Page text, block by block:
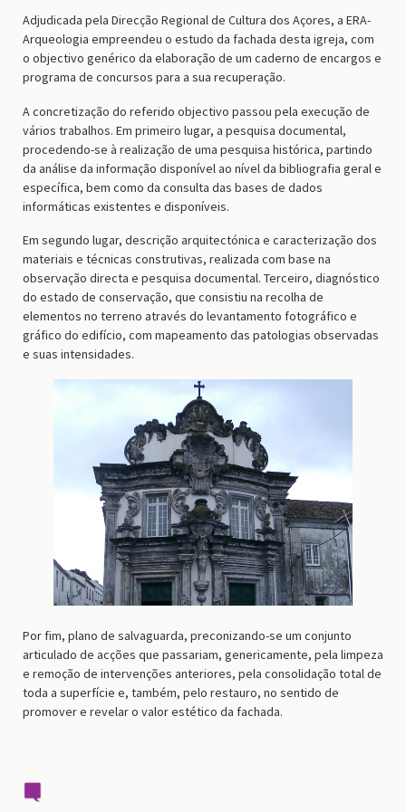
Adjudicada pela Direcção Regional de Cultura dos Açores, a ERA-
Arqueologia empreendeu o estudo da fachada desta igreja, com
o objectivo genérico da elaboração de um caderno de encargos e
programa de concursos para a sua recuperação.
A concretização do referido objectivo passou pela execução de
vários trabalhos. Em primeiro lugar, a pesquisa documental,
procedendo-se à realização de uma pesquisa histórica, partindo
da análise da informação disponível ao nível da bibliografia geral e
específica, bem como da consulta das bases de dados
informáticas existentes e disponíveis.
Em segundo lugar, descrição arquitectónica e caracterização dos
materiais e técnicas construtivas, realizada com base na
observação directa e pesquisa documental. Terceiro, diagnóstico
do estado de conservação, que consistiu na recolha de
elementos no terreno através do levantamento fotográfico e
gráfico do edifício, com mapeamento das patologias observadas
e suas intensidades.
Por fim, plano de salvaguarda, preconizando-se um conjunto
articulado de acções que passariam, genericamente, pela limpeza
e remoção de intervenções anteriores, pela consolidação total de
toda a superfície e, também, pelo restauro, no sentido de
promover e revelar o valor estético da fachada.